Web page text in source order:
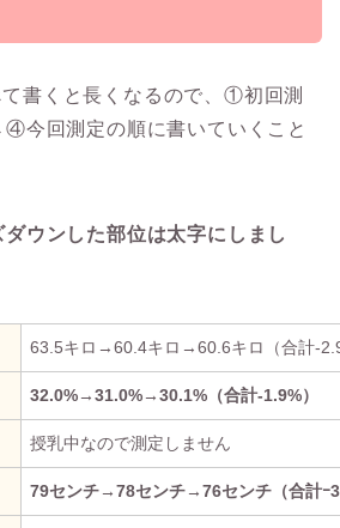
書くと長くなるので、①初回測
回測定の順に書いていくこと
ウンした部位は太字にしまし
63.5キロ→60.4キロ→60.6キロ（合計-
32.0%→31.0%→30.1%（合計-1.9%）
授乳中なので測定しません
79センチ→78センチ→76センチ（合計ｰ